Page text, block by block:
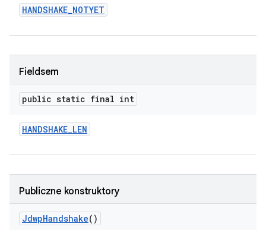
HANDSHAKE_NOTYET
Fieldsem
public static final int
HANDSHAKE_LEN
Publiczne konstruktory
JdwpHandshake()